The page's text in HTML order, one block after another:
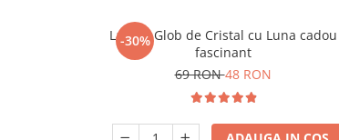
-30%
Lampa Glob de Cristal cu Luna cadou
fascinant
69 RON48 RON